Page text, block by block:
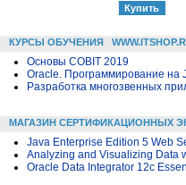
КУРСЫ ОБУЧЕНИЯ
Основы COBIT 2019
Oracle. Программирование на
Разработка многозвенных
МАГАЗИН СЕРТИФИКАЦИОННЫХ
Java Enterprise Edition 5 Web
Analyzing and Visualizing Data
Oracle Data Integrator 12c